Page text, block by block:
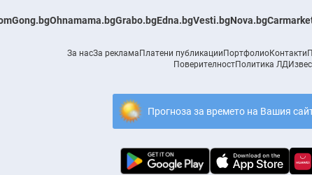
Gong.bgOhnamama.bgGrabo.bgEdna.bgVesti.bgNova.bg
За насЗа рекламаПлатени публикацииПортфолиоКонтакти
ПоверителностПолитика ЛД
Прогноза за времето на Вашия